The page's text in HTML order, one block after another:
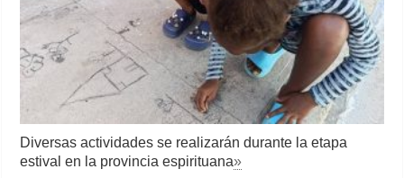
Diversas actividades se realizarán durante la etapa
estival en la provincia espirituana»